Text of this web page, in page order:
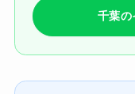
千葉の